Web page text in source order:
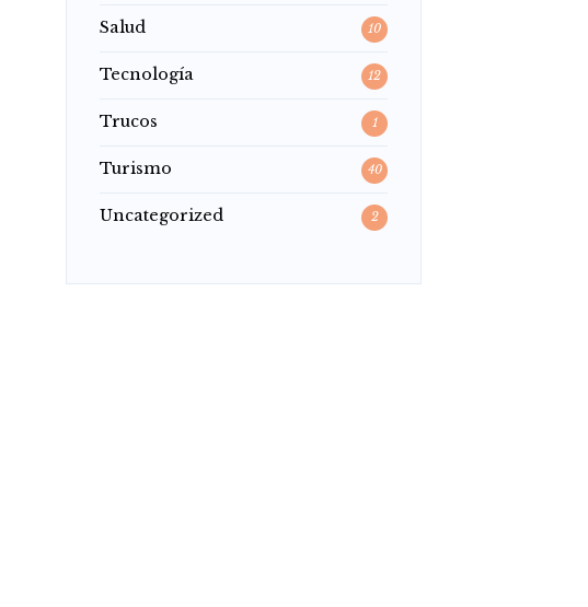
Salud 10
Tecnología 12
Trucos 1
Turismo 40
Uncategorized 2